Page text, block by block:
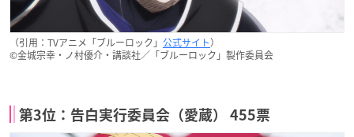
（引用：TVアニメ「ブルーロック」 公式サイト）
©金城宗幸・ノ村優介・講談社／「ブルーロック」製作委員会
第3位：告白実行委員会（愛蔵） 455票